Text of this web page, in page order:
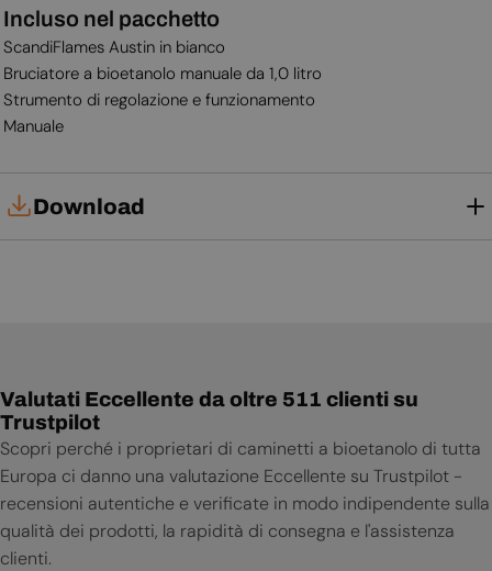
Incluso nel pacchetto
ScandiFlames Austin in bianco
Bruciatore a bioetanolo manuale da 1,0 litro
Strumento di regolazione e funzionamento
Manuale
Download
Valutati Eccellente da oltre 511 clienti su
Trustpilot
Scopri perché i proprietari di caminetti a bioetanolo di tutta
Europa ci danno una valutazione Eccellente su Trustpilot -
recensioni autentiche e verificate in modo indipendente sulla
qualità dei prodotti, la rapidità di consegna e l'assistenza
clienti.